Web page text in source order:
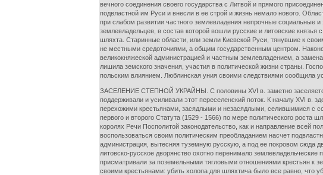
вечного соединения своего государства с Литвой и прямого
подвластной им Руси и внесли в ее строй и жизнь немало нового.
при слабом развитии частного землевладения непрочные социальные
землевладельцев, в состав которой вошли русские и литовские
шляхта. Старинные области, или земли Киевской Руси, тянувшие к
не местными средоточиями, а общим государственным центром.
великокняжеской администрацией и частным землевладением, а
лишила земского значения, участия в политической жизни страны.
польским влиянием. Люблинская уния своими следствиями сообщила
ЗАСЕЛЕНИЕ СТЕПНОЙ УКРАЙНЫ. С половины XVI в. заметно заселяется
поддерживали и усиливали этот переселенский поток. К началу XVI в.
перехожими крестьянами, засядлыми и незасядлыми, селившимися с
первого и второго Статута (1529 - 1566) по мере политического роста
королях Речи Посполитой законодательство, как и направление всей
воспользоваться своим политическим преобладанием насчет
администрация, вытесняя туземную русскую, а под ее покровом сюда
литовско-русское дворянство охотно перенимало
присматривали за поземельными тягловыми отношениями крестьян к
своими крестьянами: убить холопа для шляхтича было все равно, что